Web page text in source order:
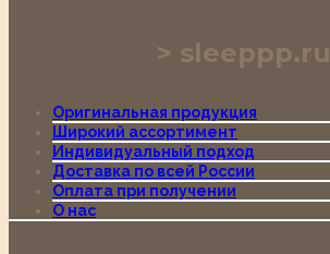
sleeppp.ru
Оригинальная продукция
Широкий ассортимент
Индивидуальный подход
Доставка по всей России
Оплата при получении
О нас